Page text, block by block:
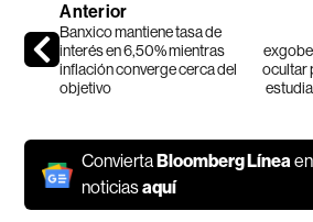
Anterior
Banxico mantiene tasa de
interés en 6,50% mientras
inflación converge cerca del
objetivo
ocultar
Convierta Bloomberg Línea
noticiasaquí